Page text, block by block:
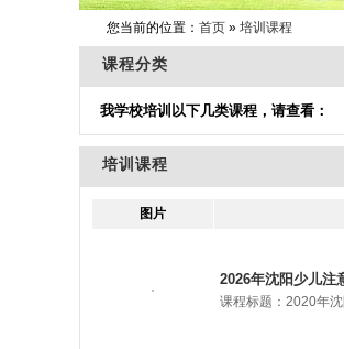
您当前的位置： 首页 » 培训课程
课程分类
我学校培训以下几类课程，请查看：
培训课程
图片
2026年沈阳少儿注
课程标题：2020年